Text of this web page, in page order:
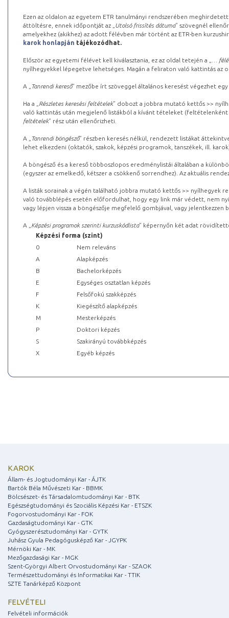
Ezen az oldalon az egyetem ETR tanulmányi rendszerében
áttöltésre, ennek időpontját az „ Utolsó frissítés dátuma” szövegnél
amelyekhez (akikhez) az adott félévben már történt az ETR-ben
karok honlapján tájékozódhat.
Először az egyetemi félévet kell kiválasztania, ez az oldal tetején a „
…
nyílhegyekkel lépegetve lehetséges. Magán a feliraton való kattintás az
A „ Tanrendi kereső” mezőbe írt szöveggel általános keresést végezhet
Ha a „ Részletes keresési feltételek” dobozt a jobbra mutató kettős >>
való kattintás után megjelenő listákból a kívánt tételeket (feltételenként
feltételek” rész után ellenőrizheti.
A „ Tanrendi böngésző” részben keresés nélkül, rendezett listákat
lehet elkezdeni (oktatók, szakok, képzési programok, tanszékek, ill.
A böngésző és a kereső többoszlopos eredménylistái általában a
(egyszer az emelkedő, kétszer a csökkenő sorrendhez). Az aktuális
A listák sorainak a végén található jobbra mutató kettős >> nyílhegyek
való továbblépés esetén előfordulhat, hogy egy link már védett, nem
vagy lépjen vissza a böngészője megfelelő gombjával, vagy
A „ Képzési programok szerinti kurzuskódlista” képernyőn két adat
Képzési forma (szint)
0
Nem releváns
A
Alapképzés
B
Bachelorképzés
E
Egységes osztatlan képzés
F
Felsőfokú szakképzés
K
Kiegészítő alapképzés
M
Mesterképzés
P
Doktori képzés
S
Szakirányú továbbképzés
X
Egyéb képzés
KAROK
Állam- és Jogtudományi Kar - ÁJTK
Bartók Béla Művészeti Kar - BBMK
Bölcsészet- és Társadalomtudományi Kar - BTK
Egészségtudományi és Szociális Képzési Kar - ETSZK
Fogorvostudományi Kar - FOK
Gazdaságtudományi Kar - GTK
Gyógyszerésztudományi Kar - GYTK
Juhász Gyula Pedagógusképző Kar - JGYPK
Mérnöki Kar - MK
Mezőgazdasági Kar - MGK
Szent-Györgyi Albert Orvostudományi Kar - SZAOK
Természettudományi és Informatikai Kar - TTIK
SZTE Tanárképző Központ
FELVÉTELI
Felvételi információk